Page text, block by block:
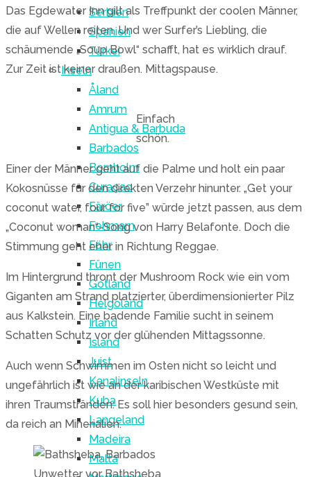
Serbien
Spanien
Türkei
Inseln
Åland
Amrum
Antigua & Barbuda
Barbados
Bornholm
Curaçao
Färöer
Fehmarn
Föhr
Fünen
Gotland
Helgoland
Irland
Island
Juist
Kanalinseln
Kuba
Langeland
Madeira
Malta
Das Egdewater Inn gilt als Treffpunkt der coolen Männer,
die auf Wellen reiten. Und wer Surfer’s Liebling, die
schäumende „Soup Bowl“ schafft, hat es wirklich drauf.
Zur Zeit ist keiner draußen. Mittagspause.
Einfach
schön.
Einer der Männer geht auf die Palme und holt ein paar
Kokosnüsse für den direkten Verzehr hinunter. „Get your
coconut water, four for five” würde jetzt passen, aus dem
„Coconut woman“-Song von Harry Belafonte. Doch die
Stimmung geht eher in Richtung Reggae.
Im Hintergrund thront der Mushroom Rock wie ein vom
Giganten am Strand platzierter, überdimensionierter Pilz
aus Kalkstein. Eine badende Familie sucht in seinem
Schatten Schutz vor der glühenden Mittagssonne.
Auch wenn Schwimmen im Osten nicht so leicht und
ungefährlich ist wie an der karibischen Westküste mit
ihren Traumstränden: Es soll hier besonders gesund sein,
da reich an Minerialien.
Unwetter vor Bathsheba